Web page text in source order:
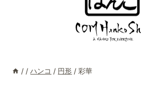
/ / ハンコ / 円形 / 彩華